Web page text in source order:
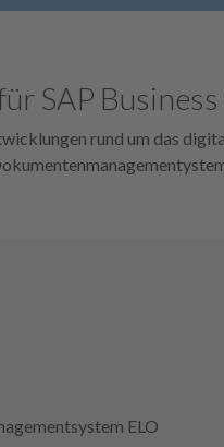
SAP
rund um das
ELO